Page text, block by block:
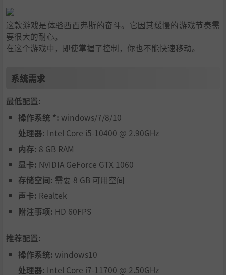
这款游戏是体验西西弗斯的奋斗。它因其缓慢的游戏节奏需
要很大的耐心。
在这个游戏中，即使掌握了控制，你也不能快速移动。
系统需求
最低配置:
操作系统 *: windows/7/8/10
处理器: Intel Core i5-10400 @ 2.90GHz
内存: 8 GB RAM
显卡: NVIDIA GeForce GTX 1060
存储空间: 需要 8 GB 可用空间
声卡: Realtek
附注事项: HD 60FPS
推荐配置:
操作系统: windows10
处理器: Intel Core i7-11700 @ 2.50GHz